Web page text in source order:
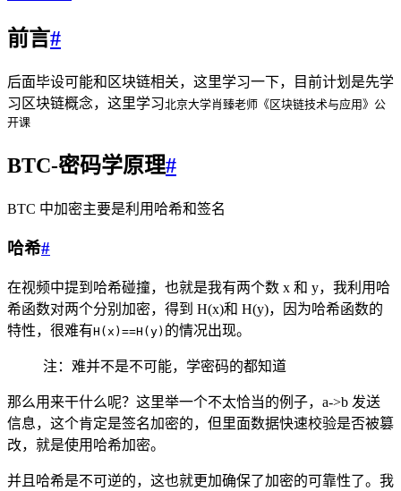
前言#
后面毕设可能和区块链相关，这里学习一下，目前计划是先学
习区块链概念，这里学习北京大学肖臻老师《区块链技术与应用》公
开课
BTC-密码学原理#
BTC 中加密主要是利用哈希和签名
哈希#
在视频中提到哈希碰撞，也就是我有两个数 x 和 y，我利用哈
希函数对两个分别加密，得到 H(x)和 H(y)，因为哈希函数的
特性，很难有H(x)==H(y) 的情况出现。
注：难并不是不可能，学密码的都知道
那么用来干什么呢？这里举一个不太恰当的例子，a->b 发送
信息，这个肯定是签名加密的，但里面数据快速校验是否被篡
改，就是使用哈希加密。
并且哈希是不可逆的，这也就更加确保了加密的可靠性了。我